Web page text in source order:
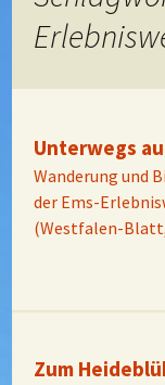
Unterwegs
Wanderung und
der Ems-
(Westfalen-
Zum